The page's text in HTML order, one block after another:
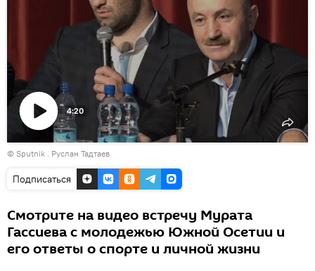
Воспроизвести
видео
4:20
© Sputnik . Руслан Тадтаев
Подписаться
Смотрите на видео встречу Мурата
Гассиева с молодежью Южной Осетии и
его ответы о спорте и личной жизни